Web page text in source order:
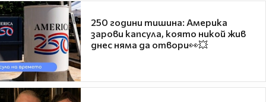
250 години тишина: Америка
зарови капсула, която никой жив
днес няма да отвори👀💥